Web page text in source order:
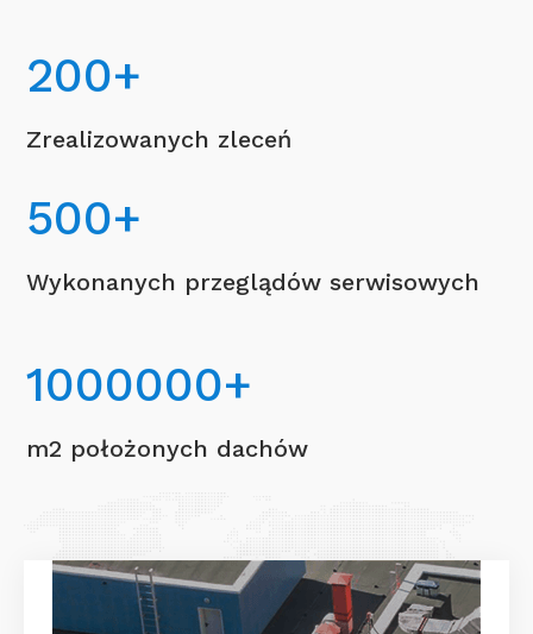
200+
Zrealizowanych zleceń
500+
Wykonanych przeglądów serwisowych
1000000+
m2 położonych dachów